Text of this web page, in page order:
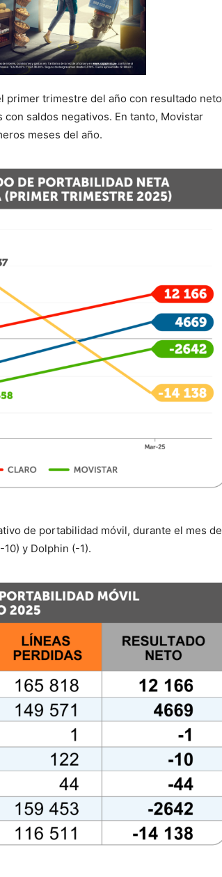
primer trimestre del año con resultado neto
saldos negativos. En tanto, Movistar
meses del año.
de portabilidad móvil, durante el mes de
y Dolphin (-1).